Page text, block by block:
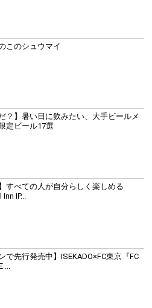
このシュウマイ
？】暑い日に飲みたい、大手ビールメ
定ビール17選
すべての人が自分らしく楽しめる
IP...
で先行発売中】ISEKADO×FC東京『FC